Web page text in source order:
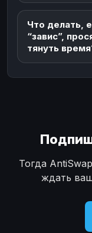
Что делать,
“завис”,
тянуть
Тогда
ждать